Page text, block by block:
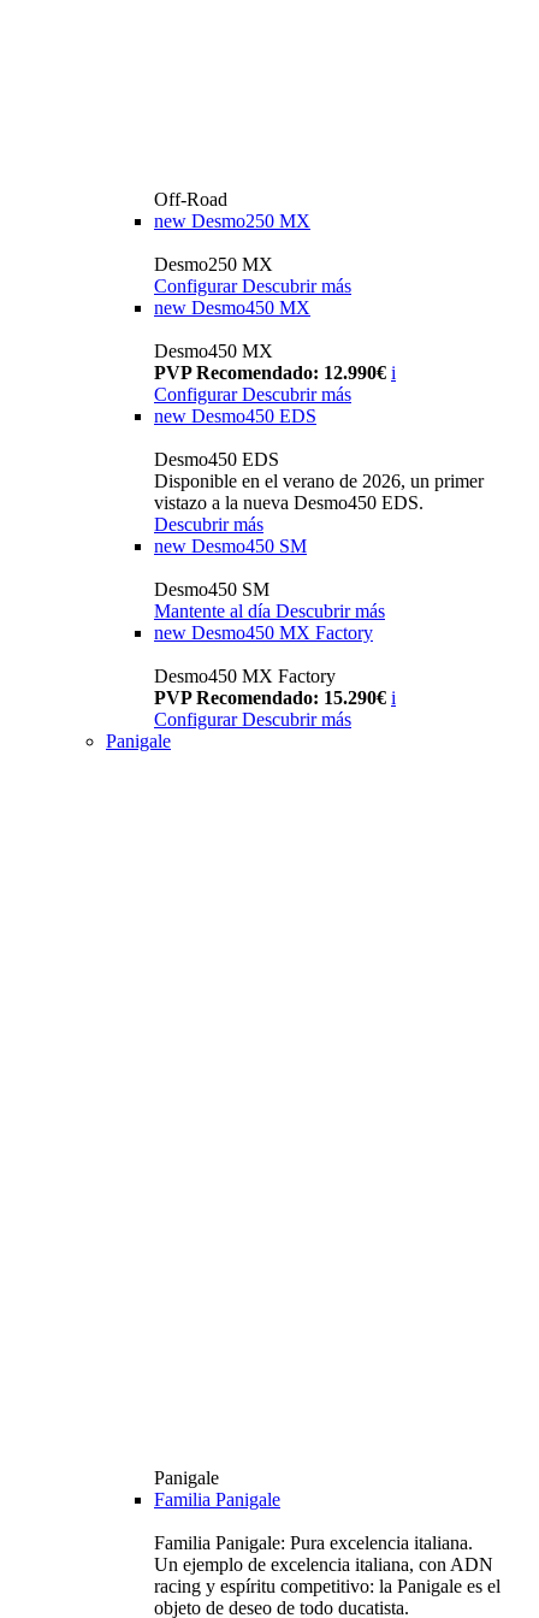
Off-Road
new Desmo250 MX
Desmo250 MX
Configurar Descubrir más
new Desmo450 MX
Desmo450 MX
PVP Recomendado: 12.990€ i
Configurar Descubrir más
new Desmo450 EDS
Desmo450 EDS
Disponible en el verano de 2026, un primer
vistazo a la nueva Desmo450 EDS.
Descubrir más
new Desmo450 SM
Desmo450 SM
Mantente al día Descubrir más
new Desmo450 MX Factory
Desmo450 MX Factory
PVP Recomendado: 15.290€ i
Configurar Descubrir más
Panigale
Panigale
Familia Panigale
Familia Panigale: Pura excelencia italiana.
Un ejemplo de excelencia italiana, con ADN
racing y espíritu competitivo: la Panigale es el
objeto de deseo de todo ducatista.